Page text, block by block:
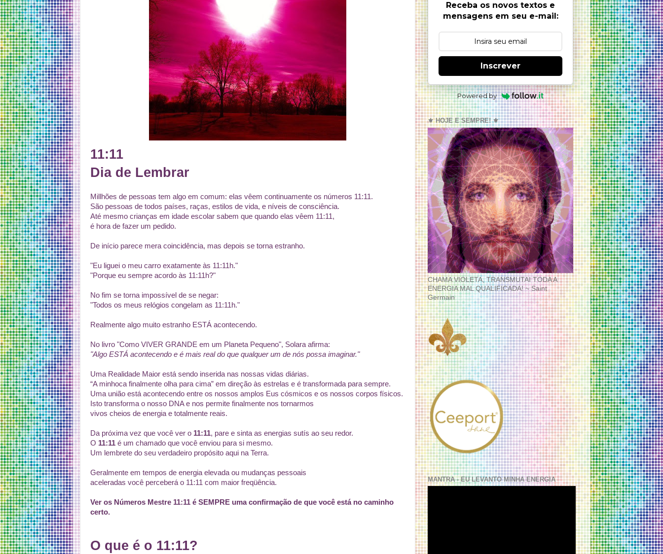
11:11
Dia de Lembrar
Millhões de pessoas tem algo em comum: elas vêem continuamente os números 11:11.
São pessoas de todos países, raças, estilos de vida, e níveis de consciência.
Até mesmo crianças em idade escolar sabem que quando elas vêem 11:11,
é hora de fazer um pedido.
De início parece mera coincidência, mas depois se torna estranho.
"Eu liguei o meu carro exatamente às 11:11h."
"Porque eu sempre acordo às 11:11h?"
No fim se torna impossível de se negar:
"Todos os meus relógios congelam as 11:11h."
Realmente algo muito estranho ESTÁ acontecendo.
No livro "Como VIVER GRANDE em um Planeta Pequeno", Solara afirma:
"Algo ESTÁ acontecendo e é mais real do que qualquer um de nós possa imaginar."
Uma Realidade Maior está sendo inserida nas nossas vidas diárias.
“A minhoca finalmente olha para cima” em direção às estrelas e é transformada para sempre.
Uma união está acontecendo entre os nossos amplos Eus cósmicos e os nossos corpos físicos.
Isto transforma o nosso DNA e nos permite finalmente nos tornarmos
vivos cheios de energia e totalmente reais.
Da próxima vez que você ver o 11:11, pare e sinta as energias sutís ao seu redor.
O 11:11 é um chamado que você enviou para si mesmo.
Um lembrete do seu verdadeiro propósito aqui na Terra.
Geralmente em tempos de energia elevada ou mudanças pessoais
aceleradas você perceberá o 11:11 com maior freqüência.
Ver os Números Mestre 11:11 é SEMPRE uma confirmação de que você está no caminho
certo.
O que é o 11:11?
Receba os novos textos e
mensagens em seu e-mail:
Inscrever
Powered by
⚜️ HOJE E SEMPRE! ⚜️
CHAMA VIOLETA, TRANSMUTAI TODA A
ENERGIA MAL QUALIFICADA! ~ Saint
Germain
MANTRA - EU LEVANTO MINHA ENERGIA